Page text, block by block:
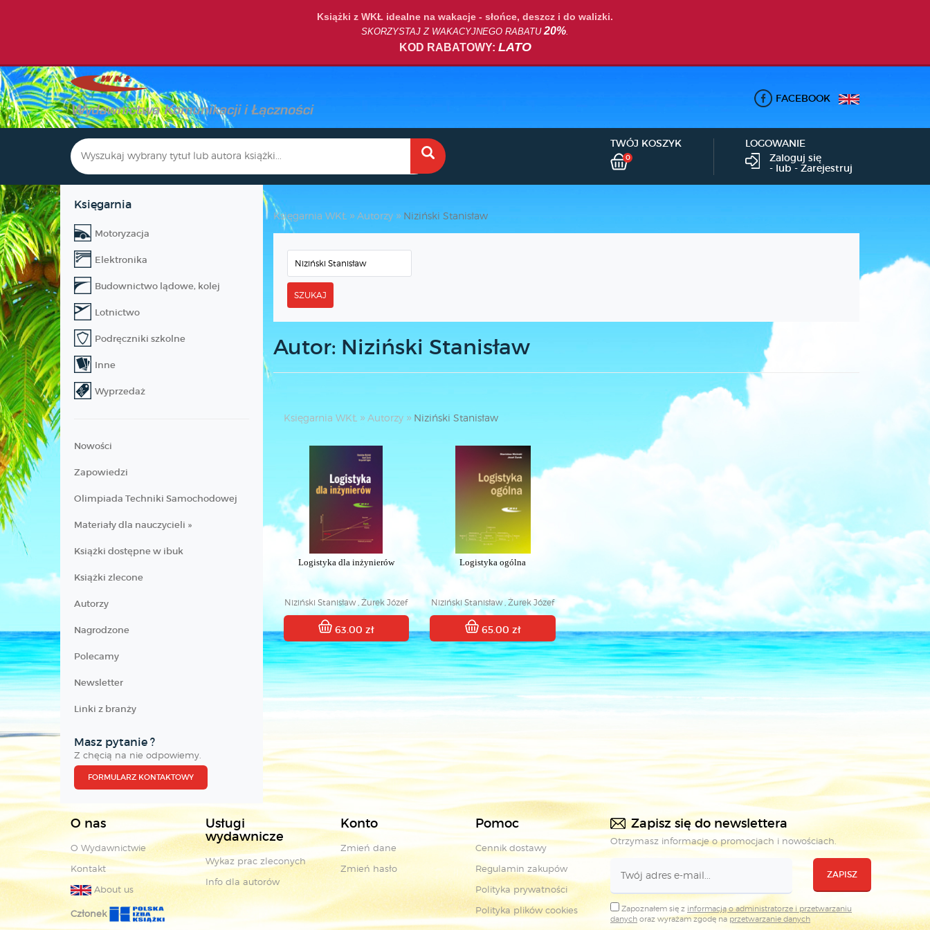
Książki z WKŁ idealne na wakacje - słońce, deszcz i do walizki.
SKORZYSTAJ Z WAKACYJNEGO RABATU20%.
KOD RABATOWY: LATO
FACEBOOK
TWÓJ KOSZYK
0
LOGOWANIE
Zaloguj się
- lub - Zarejestruj
Księgarnia
Motoryzacja
Elektronika
Budownictwo lądowe, kolej
Lotnictwo
Podręczniki szkolne
Inne
Wyprzedaż
Nowości
Zapowiedzi
Olimpiada Techniki Samochodowej
Materiały dla nauczycieli »
Książki dostępne w ibuk
Książki zlecone
Autorzy
Nagrodzone
Polecamy
Newsletter
Linki z branży
Masz pytanie ?
Z chęcią na nie odpowiemy.
FORMULARZ KONTAKTOWY
Księgarnia WKŁ Autorzy Niziński Stanisław
SZUKAJ
Autor: Niziński Stanisław
Księgarnia WKŁ Autorzy Niziński Stanisław
Logistyka dla inżynierów
Niziński Stanisław , Żurek Józef
, Ligier Krzysztof
63.00 zł
Logistyka ogólna
Niziński Stanisław , Żurek Józef
65.00 zł
O nas
O Wydawnictwie
Kontakt
About us
Członek
Usługi
wydawnicze
Wykaz prac zleconych
Info dla autorów
Konto
Zmień dane
Zmień hasło
Pomoc
Cennik dostawy
Regulamin zakupów
Polityka prywatności
Polityka plików cookies
Zapisz się do newslettera
Otrzymasz informacje o promocjach i nowościach.
ZAPISZ
Zapoznałem się z informacją o administratorze i przetwarzaniu
danych oraz wyrażam zgodę naprzetwarzanie danych